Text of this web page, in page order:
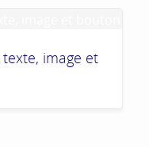
image et